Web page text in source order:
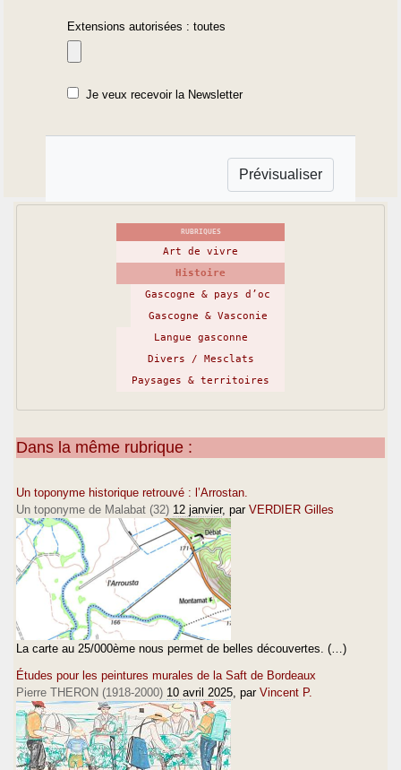
Extensions autorisées : toutes
Je veux recevoir la Newsletter
RUBRIQUES
Art de vivre
Histoire
Gascogne & pays d’oc
Gascogne & Vasconie
Langue gasconne
Divers / Mesclats
Paysages & territoires
Dans la même rubrique :
Un toponyme historique retrouvé : l’Arrostan.
Un toponyme de Malabat (32) 12 janvier, par VERDIER Gilles
La carte au 25/000ème nous permet de belles découvertes. (…)
Études pour les peintures murales de la Saft de Bordeaux
Pierre THERON (1918-2000) 10 avril 2025 , par Vincent P.